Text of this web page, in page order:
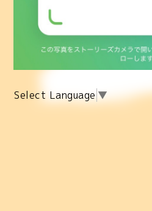
Select Language ▼